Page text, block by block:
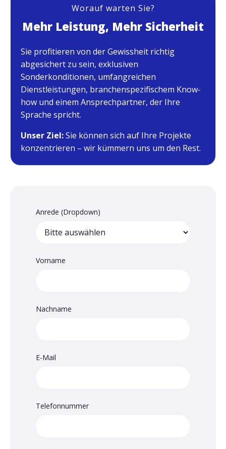
Worauf warten Sie?
Mehr Leistung, Mehr Sicherheit
Sie profitieren von der Gewissheit richtig
abgesichert zu sein, exklusiven
Sonderkonditionen, umfangreichen
Dienstleistungen, branchenspezifischem Know-
how und einem Ansprechpartner, der Ihre
Sprache spricht.
Unser Ziel:Sie können sich auf Ihre Projekte
konzentrieren – wir kümmern uns um den Rest.
Anrede (Dropdown)
Vorname
Nachname
E-Mail
Telefonnummer